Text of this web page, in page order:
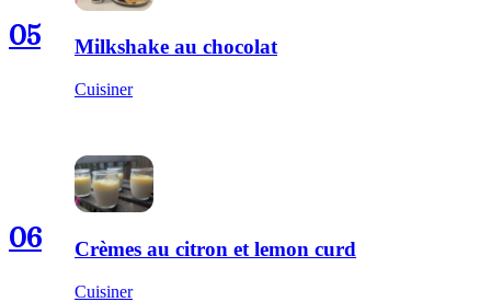
05 Milkshake au chocolat
Cuisiner
06 Crèmes au citron et lemon curd
Cuisiner